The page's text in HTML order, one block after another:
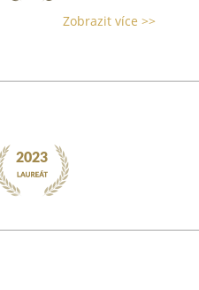
Zobrazit více >>